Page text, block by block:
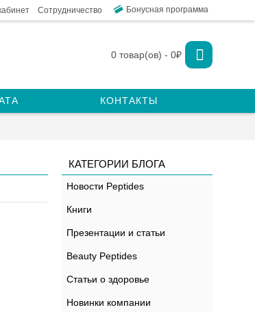
Сотрудничество Бонусная программа
0 товар(ов) - 0₽
КОНТАКТЫ
КАТЕГОРИИ БЛОГА
Новости Peptides
Книги
Презентации и статьи
Beauty Peptides
Статьи о здоровье
Новинки компании